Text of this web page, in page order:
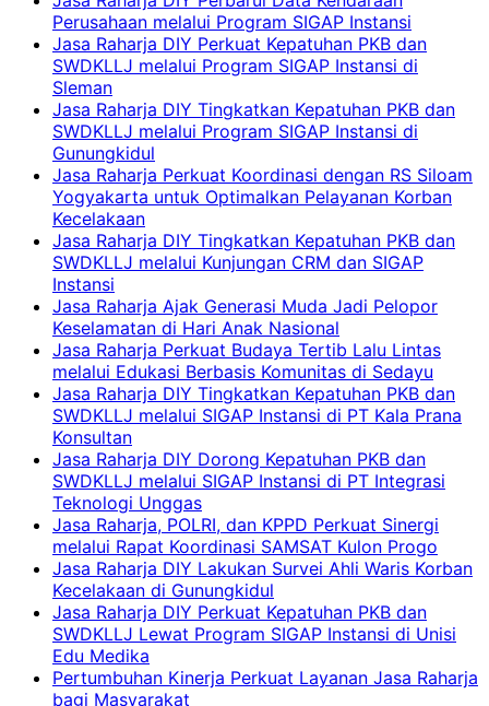
Perusahaan melalui Program SIGAP Instansi
Jasa Raharja DIY Perkuat Kepatuhan PKB dan
SWDKLLJ melalui Program SIGAP Instansi di
Sleman
Jasa Raharja DIY Tingkatkan Kepatuhan PKB dan
SWDKLLJ melalui Program SIGAP Instansi di
Gunungkidul
Jasa Raharja Perkuat Koordinasi dengan RS Siloam
Yogyakarta untuk Optimalkan Pelayanan Korban
Kecelakaan
Jasa Raharja DIY Tingkatkan Kepatuhan PKB dan
SWDKLLJ melalui Kunjungan CRM dan SIGAP
Instansi
Jasa Raharja Ajak Generasi Muda Jadi Pelopor
Keselamatan di Hari Anak Nasional
Jasa Raharja Perkuat Budaya Tertib Lalu Lintas
melalui Edukasi Berbasis Komunitas di Sedayu
Jasa Raharja DIY Tingkatkan Kepatuhan PKB dan
SWDKLLJ melalui SIGAP Instansi di PT Kala Prana
Konsultan
Jasa Raharja DIY Dorong Kepatuhan PKB dan
SWDKLLJ melalui SIGAP Instansi di PT Integrasi
Teknologi Unggas
Jasa Raharja, POLRI, dan KPPD Perkuat Sinergi
melalui Rapat Koordinasi SAMSAT Kulon Progo
Jasa Raharja DIY Lakukan Survei Ahli Waris Korban
Kecelakaan di Gunungkidul
Jasa Raharja DIY Perkuat Kepatuhan PKB dan
SWDKLLJ Lewat Program SIGAP Instansi di Unisi
Edu Medika
Pertumbuhan Kinerja Perkuat Layanan Jasa Raharja
bagi Masyarakat